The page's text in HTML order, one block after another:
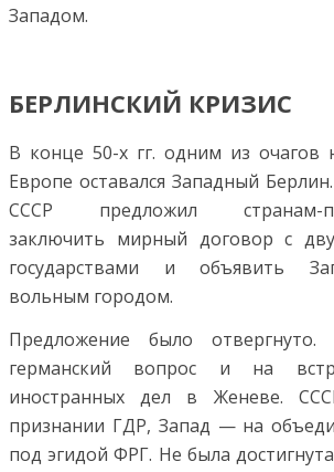
Западом.
БЕРЛИНСКИЙ КРИЗИС
В конце 50-х гг. одним из очагов
Европе оставался Западный
СССР предложил странам-
заключить мирный договор с
государствами и объявить
вольным городом.
Предложение было
германский вопрос и на
иностранных дел в Женеве.
признании ГДР, Запад — на
под эгидой ФРГ. Не была